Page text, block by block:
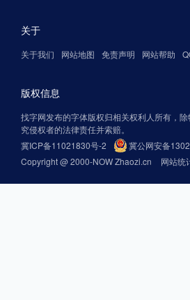
关于
关于我们 网站地图 免责声明 网站帮助
版权信息
找字网发布的字体版权归相关权利人所有，
究侵权者的法律责任并索赔。
冀ICP备11021830号-2
冀公网安备
Copyright @ 2000-NOW Zhaozi.cn
网站统